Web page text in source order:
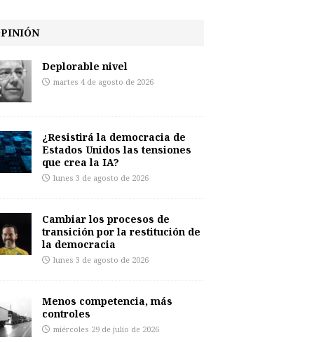
Deplorable nivel
martes 4 de agosto de 2026
¿Resistirá la democracia de
Estados Unidos las tensiones
que crea la IA?
lunes 3 de agosto de 2026
Cambiar los procesos de
transición por la restitución de
la democracia
lunes 3 de agosto de 2026
Menos competencia, más
controles
miércoles 29 de julio de 2026